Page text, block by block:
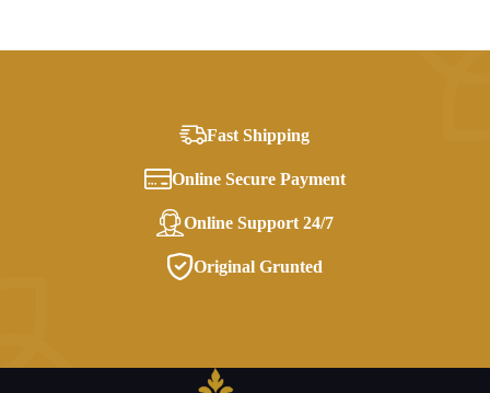
Fast Shipping
Online Secure Payment
Online Support 24/7
Original Grunted